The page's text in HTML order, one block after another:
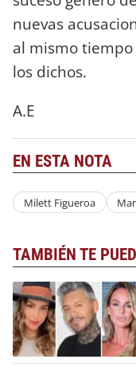
nuevas
al mismo
los dichos.
A.E
EN ESTA NOTA
Milett Figueroa
TAMBIÉN TE